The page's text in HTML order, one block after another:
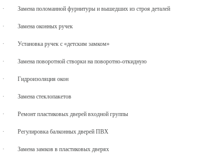
· Замена поломанной фурнитуры и вышедших из строя деталей
· Замена оконных ручек
· Установка ручек с «детским замком»
· Замена поворотной створки на поворотно-откидную
· Гидроизоляция окон
· Замена стеклопакетов
· Ремонт пластиковых дверей входной группы
· Регулировка балконных дверей ПВХ
· Замена замков в пластиковых дверях